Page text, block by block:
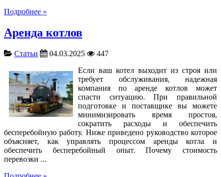
Подробнее »
Аренда котлов
Статьи 04.03.2025
447
Если ваш котел выходит из строя или
требует обслуживания, надежная
компания по аренде котлов может
спасти ситуацию. При правильной
подготовке и поставщике вы можете
минимизировать время простоя,
сократить расходы и обеспечить
бесперебойную работу. Ниже приведено руководство которое
объясняет, как управлять процессом аренды котла и
обеспечить бесперебойный опыт. Почему стоимость
перевозки ...